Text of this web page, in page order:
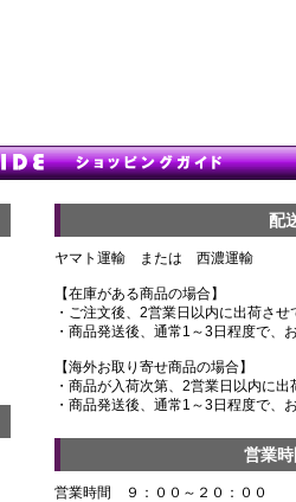
配
ヤマト運輸 または 西濃運輸
【在庫がある商品の場合】
・ご注文後、2営業日以内に出荷させ
・商品発送後、通常1～3日程度で、
【海外お取り寄せ商品の場合】
・商品が入荷次第、2営業日以内に出
・商品発送後、通常1～3日程度で、
営業
営業時間 ９：００～２０：００